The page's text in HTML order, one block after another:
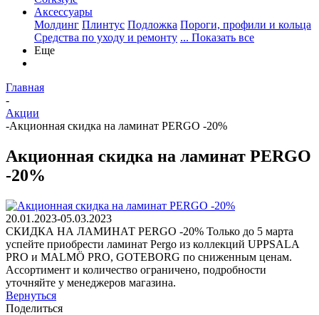
Аксессуары
Молдинг Плинтус Подложка Пороги, профили и кольца
Средства по уходу и ремонту ... Показать все
Еще
Главная
-
Акции
-Акционная скидка на ламинат PERGO -20%
Акционная скидка на ламинат PERGO
-20%
20.01.2023-05.03.2023
СКИДКА НА ЛАМИНАТ PERGO -20% Только до 5 марта
успейте приобрести ламинат Pergo из коллекций UPPSALA
PRO и MALMÖ PRO, GOTEBORG по сниженным ценам.
Ассортимент и количество ограничено, подробности
уточняйте у менеджеров магазина.
Вернуться
Поделиться